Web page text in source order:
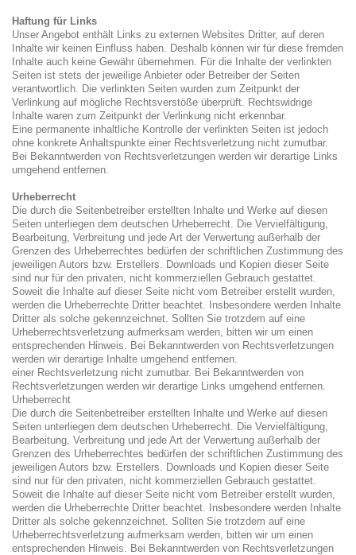
Haftung für Links
Unser Angebot enthält Links zu externen Websites Dritter, auf deren
Inhalte wir keinen Einfluss haben. Deshalb können wir für diese fremden
Inhalte auch keine Gewähr übernehmen. Für die Inhalte der verlinkten
Seiten ist stets der jeweilige Anbieter oder Betreiber der Seiten
verantwortlich. Die verlinkten Seiten wurden zum Zeitpunkt der
Verlinkung auf mögliche Rechtsverstöße überprüft. Rechtswidrige
Inhalte waren zum Zeitpunkt der Verlinkung nicht erkennbar.
Eine permanente inhaltliche Kontrolle der verlinkten Seiten ist jedoch
ohne konkrete Anhaltspunkte einer Rechtsverletzung nicht zumutbar.
Bei Bekanntwerden von Rechtsverletzungen werden wir derartige Links
umgehend entfernen.
Urheberrecht
Die durch die Seitenbetreiber erstellten Inhalte und Werke auf diesen
Seiten unterliegen dem deutschen Urheberrecht. Die Vervielfältigung,
Bearbeitung, Verbreitung und jede Art der Verwertung außerhalb der
Grenzen des Urheberrechtes bedürfen der schriftlichen Zustimmung des
jeweiligen Autors bzw. Erstellers. Downloads und Kopien dieser Seite
sind nur für den privaten, nicht kommerziellen Gebrauch gestattet.
Soweit die Inhalte auf dieser Seite nicht vom Betreiber erstellt wurden,
werden die Urheberrechte Dritter beachtet. Insbesondere werden Inhalte
Dritter als solche gekennzeichnet. Sollten Sie trotzdem auf eine
Urheberrechtsverletzung aufmerksam werden, bitten wir um einen
entsprechenden Hinweis. Bei Bekanntwerden von Rechtsverletzungen
werden wir derartige Inhalte umgehend entfernen.
einer Rechtsverletzung nicht zumutbar. Bei Bekanntwerden von
Rechtsverletzungen werden wir derartige Links umgehend entfernen.
Urheberrecht
Die durch die Seitenbetreiber erstellten Inhalte und Werke auf diesen
Seiten unterliegen dem deutschen Urheberrecht. Die Vervielfältigung,
Bearbeitung, Verbreitung und jede Art der Verwertung außerhalb der
Grenzen des Urheberrechtes bedürfen der schriftlichen Zustimmung des
jeweiligen Autors bzw. Erstellers. Downloads und Kopien dieser Seite
sind nur für den privaten, nicht kommerziellen Gebrauch gestattet.
Soweit die Inhalte auf dieser Seite nicht vom Betreiber erstellt wurden,
werden die Urheberrechte Dritter beachtet. Insbesondere werden Inhalte
Dritter als solche gekennzeichnet. Sollten Sie trotzdem auf eine
Urheberrechtsverletzung aufmerksam werden, bitten wir um einen
entsprechenden Hinweis. Bei Bekanntwerden von Rechtsverletzungen